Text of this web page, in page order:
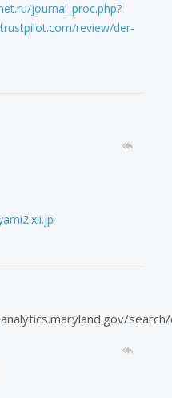
journal_proc.php?
review/der-